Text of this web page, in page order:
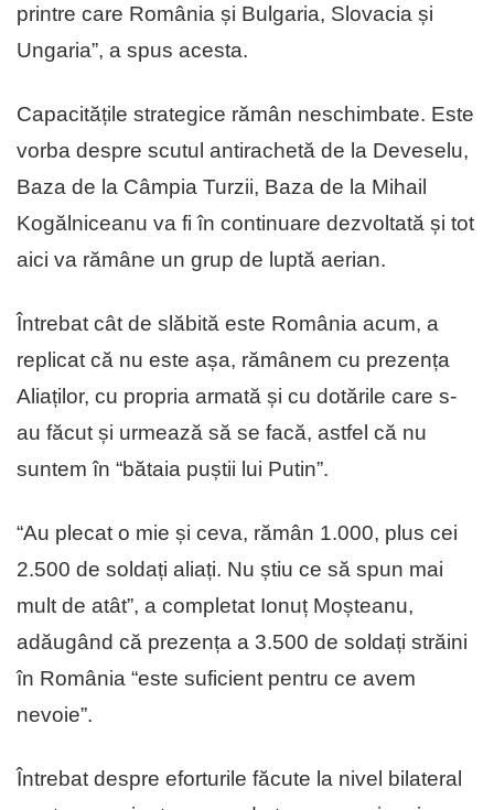
printre care România și Bulgaria, Slovacia și
Ungaria”, a spus acesta.
Capacitățile strategice rămân neschimbate. Este
vorba despre scutul antirachetă de la Deveselu,
Baza de la Câmpia Turzii, Baza de la Mihail
Kogălniceanu va fi în continuare dezvoltată și tot
aici va rămâne un grup de luptă aerian.
Întrebat cât de slăbită este România acum, a
replicat că nu este așa, rămânem cu prezența
Aliaților, cu propria armată și cu dotările care s-
au făcut și urmează să se facă, astfel că nu
suntem în “bătaia puștii lui Putin”.
“Au plecat o mie și ceva, rămân 1.000, plus cei
2.500 de soldați aliați. Nu știu ce să spun mai
mult de atât”, a completat Ionuț Moșteanu,
adăugând că prezența a 3.500 de soldați străini
în România “este suficient pentru ce avem
nevoie”.
Întrebat despre eforturile făcute la nivel bilateral